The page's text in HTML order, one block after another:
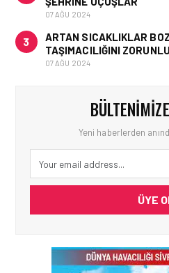
07 AĞU 2024
3
ARTAN SICAKLIKLAR
TAŞIMACILIĞINI
07 AĞU 2024
Yeni haberlerden
ÜYE